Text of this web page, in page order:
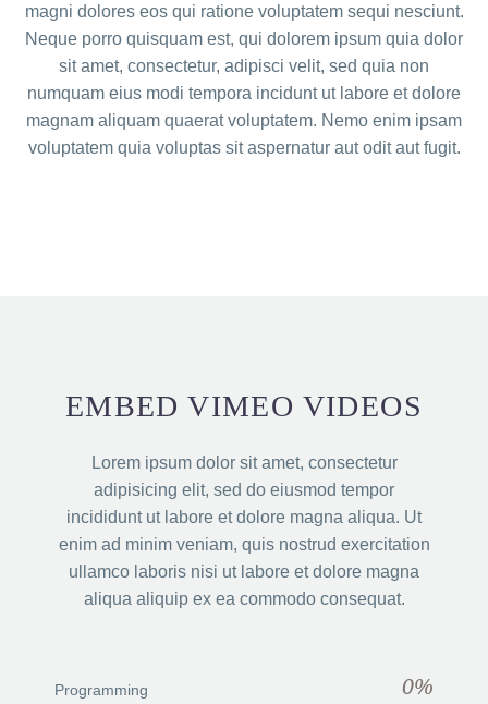
magni dolores eos qui ratione voluptatem sequi nesciunt.
Neque porro quisquam est, qui dolorem ipsum quia dolor
sit amet, consectetur, adipisci velit, sed quia non
numquam eius modi tempora incidunt ut labore et dolore
magnam aliquam quaerat voluptatem. Nemo enim ipsam
voluptatem quia voluptas sit aspernatur aut odit aut fugit.
EMBED VIMEO VIDEOS
Lorem ipsum dolor sit amet, consectetur
adipisicing elit, sed do eiusmod tempor
incididunt ut labore et dolore magna aliqua. Ut
enim ad minim veniam, quis nostrud exercitation
ullamco laboris nisi ut labore et dolore magna
aliqua aliquip ex ea commodo consequat.
Programming 0%